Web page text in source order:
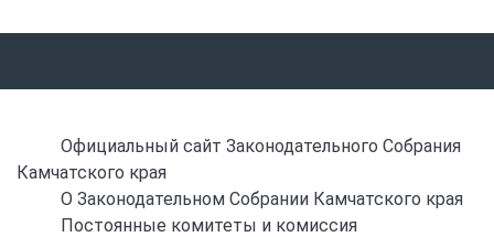
Официальный сайт Законодательного Собрания
Камчатского края
О Законодательном Собрании Камчатского края
Постоянные комитеты и комиссия